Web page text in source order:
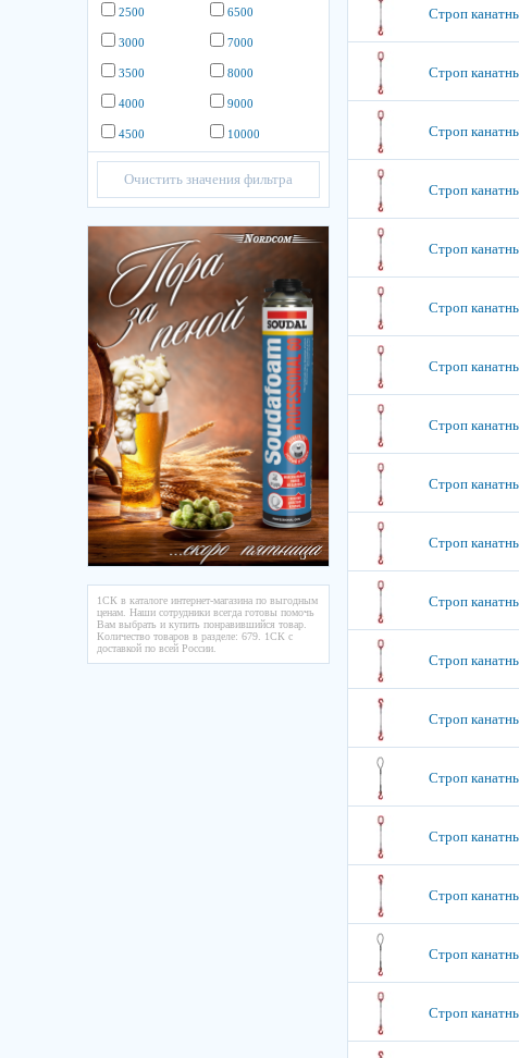
2500
3000
3500
4000
4500
6500
7000
8000
9000
10000
Очистить значения фильтра
1СК в каталоге интернет-магазина по выгодным
ценам. Наши сотрудники всегда готовы помочь
Вам выбрать и купить понравившийся товар.
Количество товаров в разделе: 679. 1СК с
доставкой по всей России.
Строп
Строп
Строп
Строп
Строп
Строп
Строп
Строп
Строп
Строп
Строп
Строп
Строп
Строп
Строп
Строп
Строп
Строп